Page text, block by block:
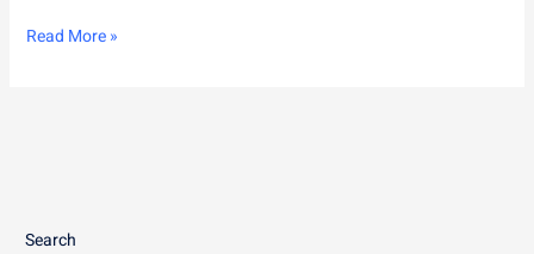
Read More »
Search